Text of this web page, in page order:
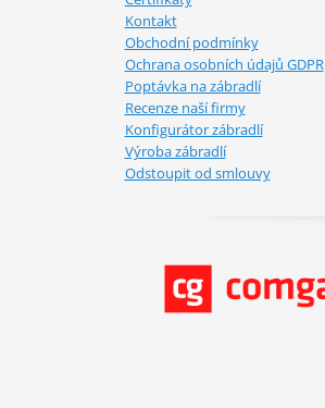
Kontakt
Obchodní podmínky
Ochrana osobních údajů GDPR
Poptávka na zábradlí
Recenze naší firmy
Konfigurátor zábradlí
Výroba zábradlí
Odstoupit od smlouvy